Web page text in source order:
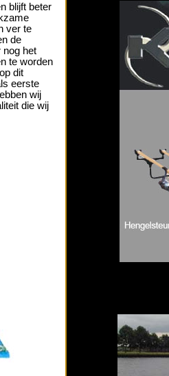
blijft beter
ver te
de
nog het
te worden
dit
eerste
wij
die wij